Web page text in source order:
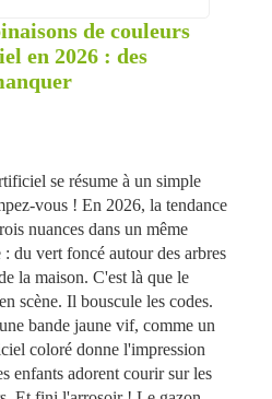
de couleurs
en 2026 : des
se résume à un simple
vous ! En 2026, la tendance
nuances dans un même
du vert foncé autour des arbres
la maison. C'est là que le
scène. Il bouscule les codes.
bande jaune vif, comme un
coloré donne l'impression
enfants adorent courir sur les